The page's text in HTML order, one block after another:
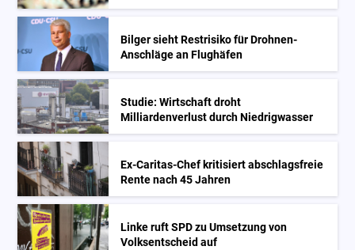
Bilger sieht Restrisiko für Drohnen-
Anschläge an Flughäfen
Studie: Wirtschaft droht
Milliardenverlust durch Niedrigwasser
Ex-Caritas-Chef kritisiert abschlagsfreie
Rente nach 45 Jahren
Linke ruft SPD zu Umsetzung von
Volksentscheid auf